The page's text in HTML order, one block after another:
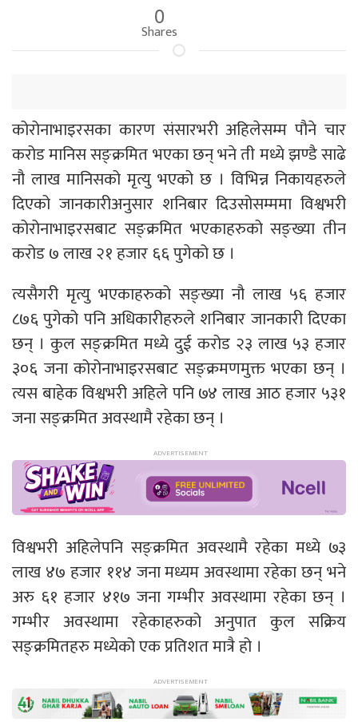
0
Shares
कोरोनाभाइरसका कारण संसारभरी अहिलेसम्म पौने चार
करोड मानिस सङ्क्रमित भएका छन् भने ती मध्ये झण्डै साढे
नौ लाख मानिसको मृत्यु भएको छ । विभिन्न निकायहरुले
दिएको जानकारीअनुसार शनिबार दिउसोसम्ममा विश्वभरी
कोरोनाभाइरसबाट सङ्क्रमित भएकाहरुको सङ्ख्या तीन
करोड ७ लाख २१ हजार ६६ पुगेको छ ।
त्यसैगरी मृत्यु भएकाहरुको सङ्ख्या नौ लाख ५६ हजार
८७६ पुगेको पनि अधिकारीहरुले शनिबार जानकारी दिएका
छन् । कुल सङ्क्रमित मध्ये दुई करोड २३ लाख ५३ हजार
३०६ जना कोरोनाभाइरसबाट सङ्क्रमणमुक्त भएका छन् ।
त्यस बाहेक विश्वभरी अहिले पनि ७४ लाख आठ हजार ५३१
जना सङ्क्रमित अवस्थामै रहेका छन् ।
विश्वभरी अहिलेपनि सङ्क्रमित अवस्थामै रहेका मध्ये ७३
लाख ४७ हजार ११४ जना मध्यम अवस्थामा रहेका छन् भने
अरु ६१ हजार ४१७ जना गम्भीर अवस्थामा रहेका छन् ।
गम्भीर अवस्थामा रहेकाहरुको अनुपात कुल सक्रिय
सङ्क्रमितहरु मध्येको एक प्रतिशत मात्रै हो ।